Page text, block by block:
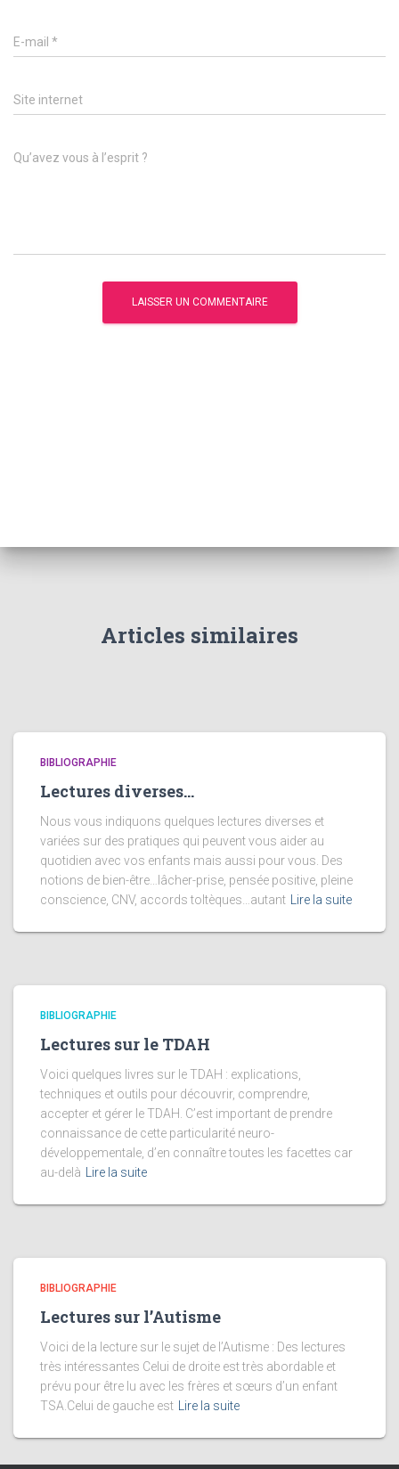
E-mail *
Site internet
Qu’avez vous à l’esprit ?
Articles similaires
BIBLIOGRAPHIE
Lectures diverses…
Nous vous indiquons quelques lectures diverses et
variées sur des pratiques qui peuvent vous aider au
quotidien avec vos enfants mais aussi pour vous. Des
notions de bien-être…lâcher-prise, pensée positive, pleine
conscience, CNV, accords toltèques…autant
Lire la suite
BIBLIOGRAPHIE
Lectures sur le TDAH
Voici quelques livres sur le TDAH : explications,
techniques et outils pour découvrir, comprendre,
accepter et gérer le TDAH. C’est important de prendre
connaissance de cette particularité neuro-
développementale, d’en connaître toutes les facettes car
au-delà
Lire la suite
BIBLIOGRAPHIE
Lectures sur l’Autisme
Voici de la lecture sur le sujet de l’Autisme : Des lectures
très intéressantes Celui de droite est très abordable et
prévu pour être lu avec les frères et sœurs d’un enfant
TSA.Celui de gauche est
Lire la suite